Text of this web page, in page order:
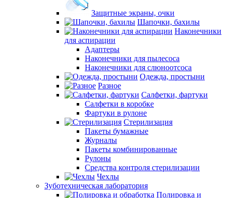
Защитные экраны, очки
Шапочки, бахилы
Наконечники
для аспирации
Адаптеры
Наконечники для пылесоса
Наконечники для слюноотсоса
Одежда, простыни
Разное
Салфетки, фартуки
Салфетки в коробке
Фартуки в рулоне
Стерилизация
Пакеты бумажные
Журналы
Пакеты комбинированные
Рулоны
Средства контроля стерилизации
Чехлы
Зуботехническая лаборатория
Полировка и